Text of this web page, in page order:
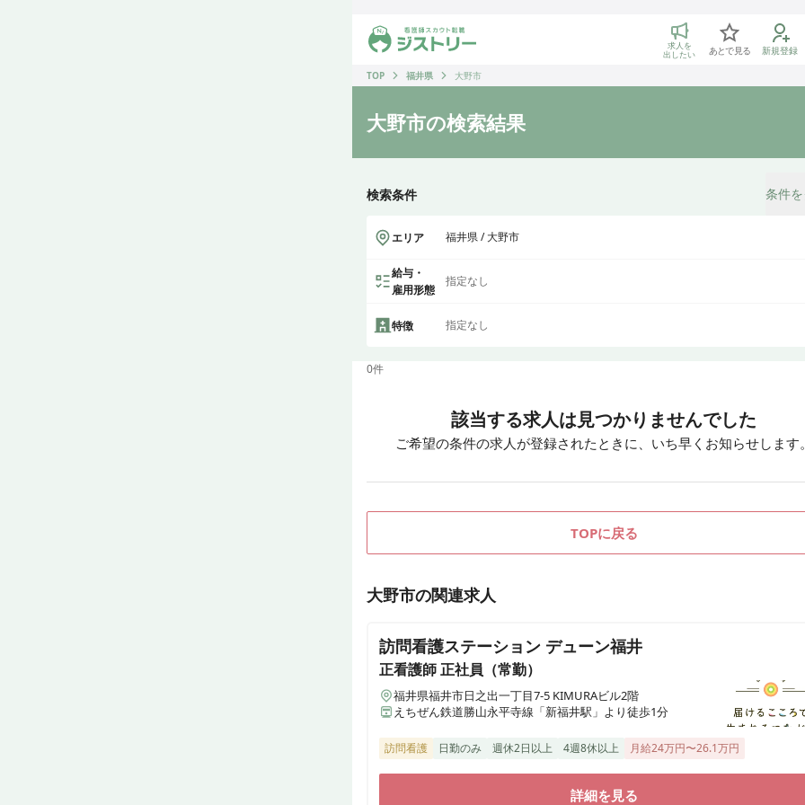
ジストリー 看護師の転職マッチング
求人を
出したい あとで見る
新規登録
TOP
福井県 大野市
大野市の検索結果
検索条件 条件
エリア 福井県 / 大野市
給与・
雇用形態
指定なし
特徴 指定なし
0件
該当する求人は見つかりませんでした
ご希望の条件の求人が登録されたときに、いち早くお知らせします
TOPに戻る
大野市の関連求人
訪問看護ステーション デューン福井
正看護師正社員（常勤）
福井県福井市日之出一丁目7-5 KIMURAビル2階
えちぜん鉄道勝山永平寺線「新福井駅」より徒歩1分
訪問看護 日勤のみ 週休2日以上 4週8休以上 月給24万円〜26.1万円
詳細を見る